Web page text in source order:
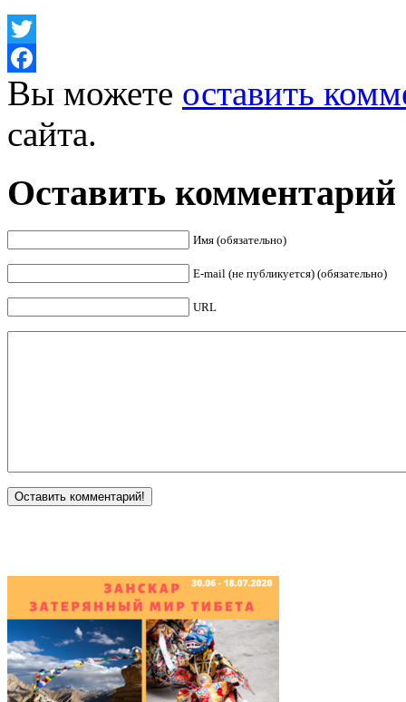
Twitter
Facebook
Вы можете оставить
сайта.
Оставить комментарий
Имя (обязательно)
E-mail (не публикуется) (обязательно)
URL